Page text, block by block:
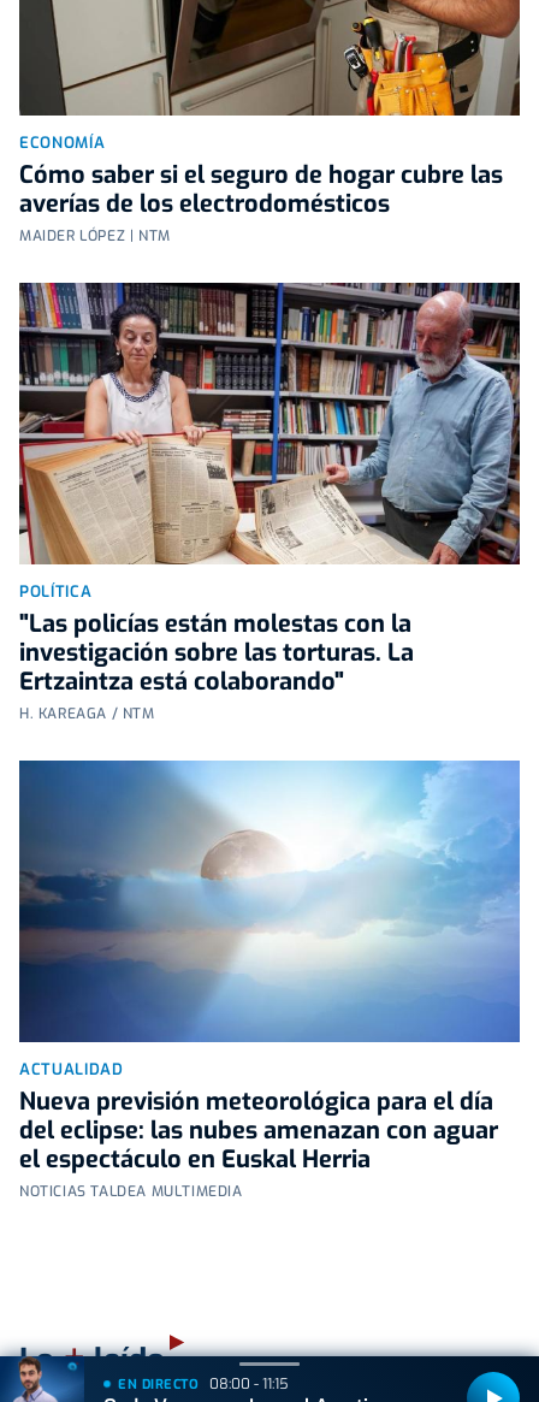
ECONOMÍA
Cómo saber si el seguro de hogar cubre las
averías de los electrodomésticos
MAIDER LÓPEZ | NTM
POLÍTICA
"Las policías están molestas con la
investigación sobre las torturas. La
Ertzaintza está colaborando"
H. KAREAGA / NTM
ACTUALIDAD
Nueva previsión meteorológica para el día
del eclipse: las nubes amenazan con aguar
el espectáculo en Euskal Herria
NOTICIAS TALDEA MULTIMEDIA
Lo+leído
EN DIRECTO 08:00 - 11:15